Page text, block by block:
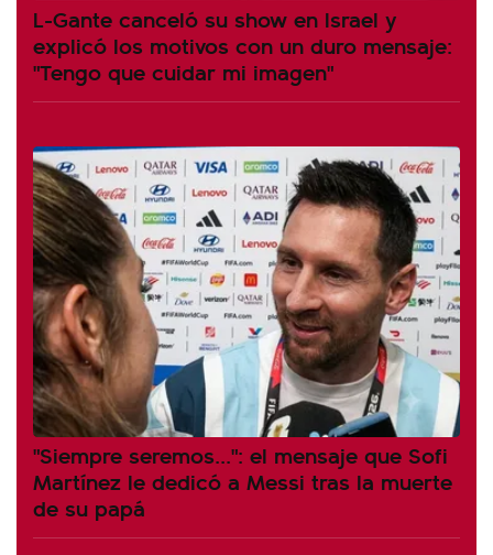
L-Gante canceló su show en Israel y
explicó los motivos con un duro mensaje:
"Tengo que cuidar mi imagen"
"Siempre seremos...": el mensaje que Sofi
Martínez le dedicó a Messi tras la muerte
de su papá